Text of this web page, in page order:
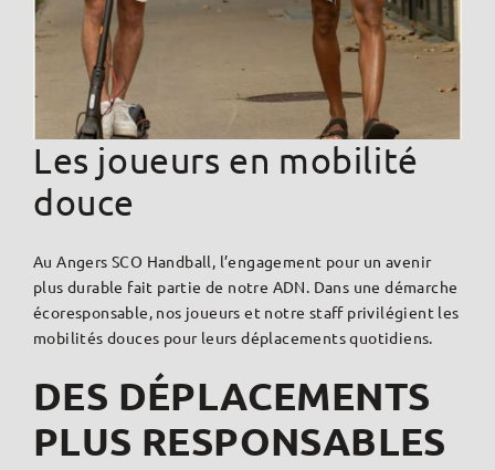
Les joueurs en mobilité
douce
Au Angers SCO Handball, l’engagement pour un avenir
plus durable fait partie de notre ADN. Dans une démarche
écoresponsable, nos joueurs et notre staff privilégient les
mobilités douces pour leurs déplacements quotidiens.
DES DÉPLACEMENTS
PLUS RESPONSABLES